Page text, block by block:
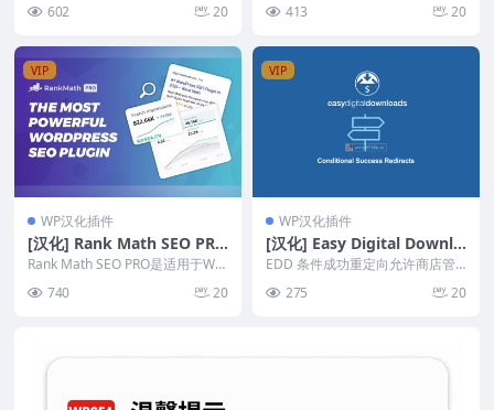
... 602 20
它的...
413 20
VIP
WP汉化插件
[汉化] Rank Math SEO PRO
v3.0.94 搜索引擎优化插件
Rank Math SEO PRO是适用于Wor
740 20
VIP
WP汉化插件
[汉化] Easy Digital Downlo
ads 有条件的成功重定向 Co
nditional Success Redirect
s v1.1.8
EDD 条件成功重定向允许商店管
购买确认页面。 如...
275 20